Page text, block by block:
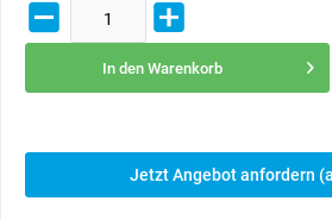
In den Warenkorb
Jetzt Angebot anfordern